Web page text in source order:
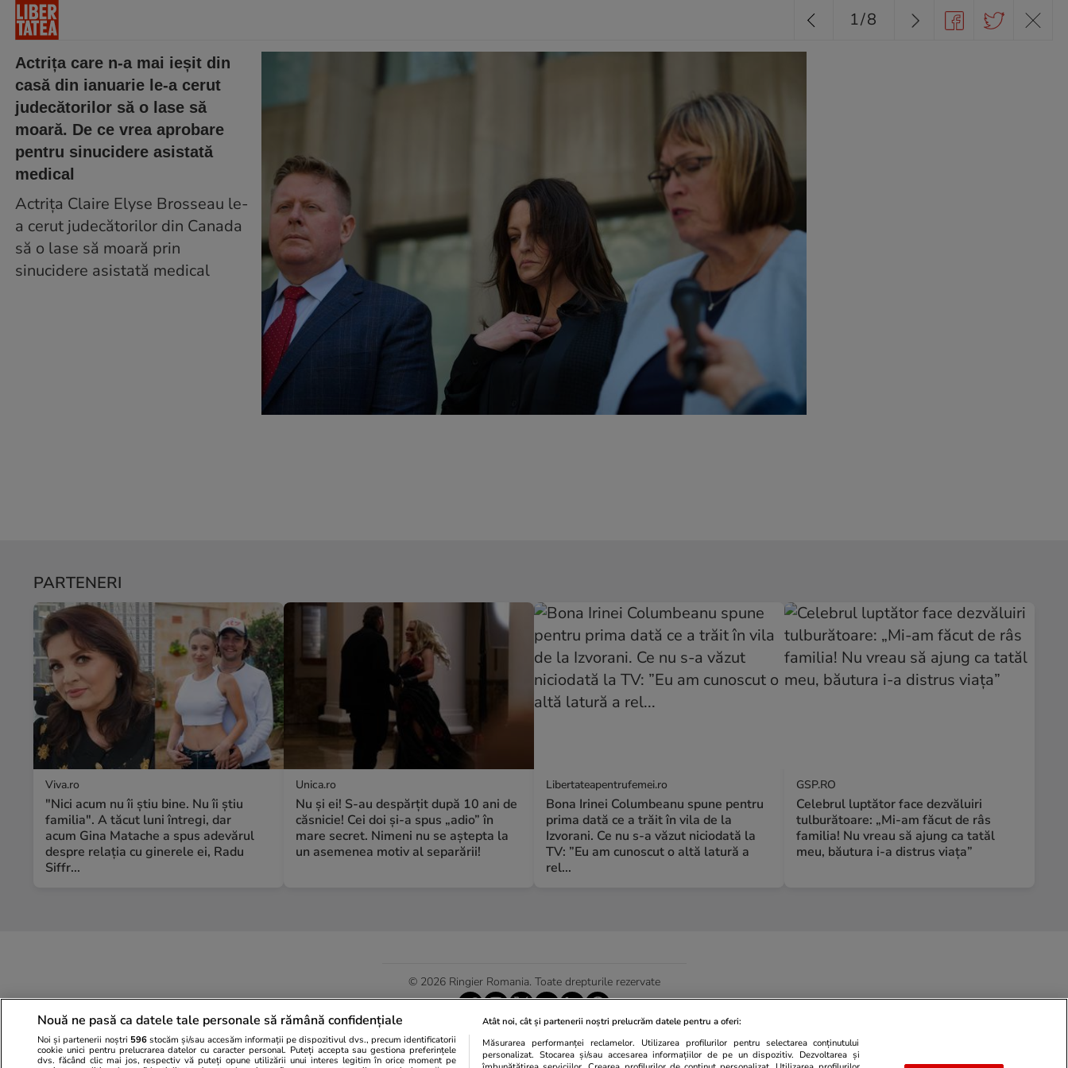
Actrița care n-a mai ieșit din
casă din ianuarie le-a cerut
judecătorilor să o lase să
moară. De ce vrea aprobare
pentru sinucidere asistată
medical
Actrița Claire Elyse Brosseau le-
a cerut judecătorilor din Canada
să o lase să moară prin
sinucidere asistată medical
1/8
PARTENERI
Viva.ro
"Nici acum nu îi știu bine. Nu îi știu
familia". A tăcut luni întregi, dar
acum Gina Matache a spus adevărul
despre relația cu ginerele ei, Radu
Siffr...
Unica.ro
Nu și ei! S-au despărțit după 10 ani de
căsnicie! Cei doi și-a spus „adio” în
mare secret. Nimeni nu se aștepta la
un asemenea motiv al separării!
Libertateapentrufemei.ro
Bona Irinei Columbeanu spune pentru
prima dată ce a trăit în vila de la
Izvorani. Ce nu s-a văzut niciodată la
TV: ”Eu am cunoscut o altă latură a
rel...
GSP.RO
Celebrul luptător face dezvăluiri
tulburătoare: „Mi-am făcut de râs
familia! Nu vreau să ajung ca tatăl
meu, băutura i-a distrus viața”
© 2026 Ringier Romania. Toate drepturile rezervate
Actualizare preferințe cookies
Nouă ne pasă ca datele tale personale să rămână confidențiale
Noi și partenerii noștri 596stocăm și/sau accesăm informații pe dispozitivul dvs., precum identificatorii
cookie unici pentru prelucrarea datelor cu caracter personal. Puteți accepta sau gestiona preferințele
dvs. făcând clic mai jos, respectiv vă puteți opune utilizării unui interes legitim în orice moment pe
Atât noi, cât și partenerii noștri prelucrăm datele pentru a oferi:
Măsurarea performanței reclamelor. Utilizarea profilurilor pentru selectarea conținutului
personalizat. Stocarea și/sau accesarea informațiilor de pe un dispozitiv. Dezvoltarea și